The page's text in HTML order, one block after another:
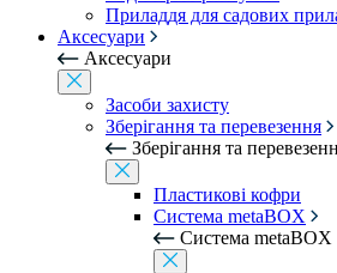
Приладдя для садових
Аксесуари
Аксесуари
Засоби захисту
Зберігання та перевезення
Зберігання та
Пластикові кофри
Система metaBOX
Система metaBOX